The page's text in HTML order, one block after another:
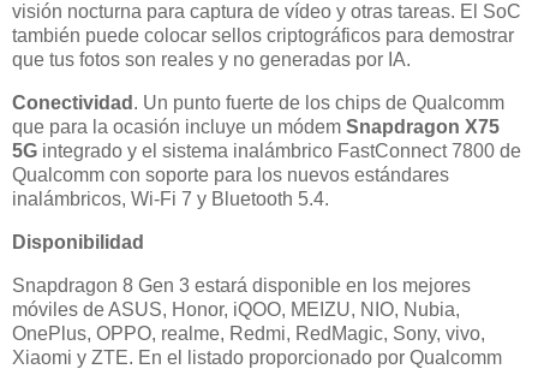
visión nocturna para captura de vídeo y otras tareas. El SoC
también puede colocar sellos criptográficos para demostrar
que tus fotos son reales y no generadas por IA.
Conectividad . Un punto fuerte de los chips de Qualcomm
que para la ocasión incluye un módem Snapdragon X75
5G integrado y el sistema inalámbrico FastConnect 7800 de
Qualcomm con soporte para los nuevos estándares
inalámbricos, Wi-Fi 7 y Bluetooth 5.4.
Disponibilidad
Snapdragon 8 Gen 3 estará disponible en los mejores
móviles de ASUS, Honor, iQOO, MEIZU, NIO, Nubia,
OnePlus, OPPO, realme, Redmi, RedMagic, Sony, vivo,
Xiaomi y ZTE. En el listado proporcionado por Qualcomm